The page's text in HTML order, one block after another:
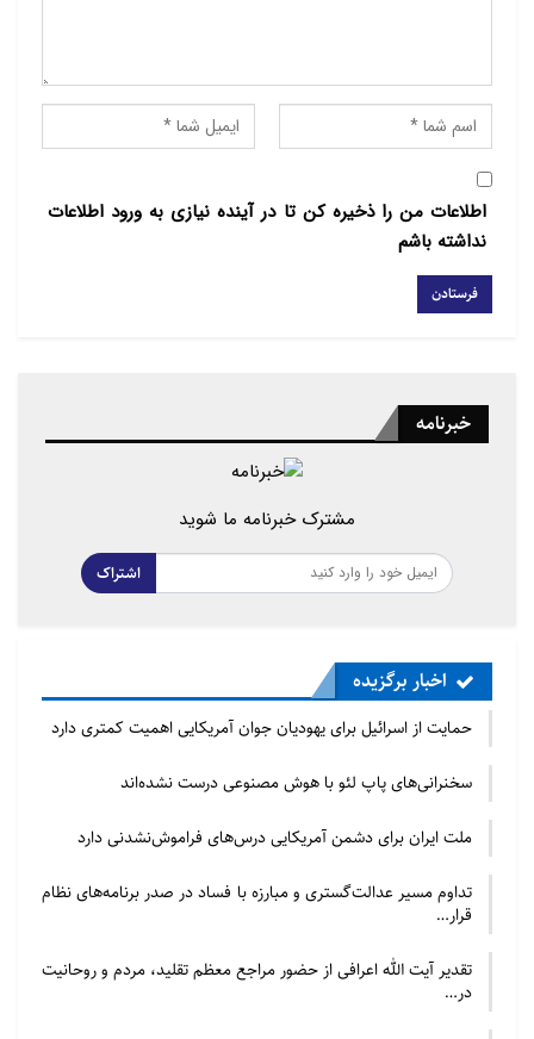
اطلاعات من را ذخیره کن تا در آینده نیازی به ورود اطلاعات
نداشته باشم
خبرنامه
مشترک خبرنامه ما شوید
اشتراک
اخبار برگزیده
حمایت از اسرائیل برای یهودیان جوان آمریکایی اهمیت کمتری دارد
سخنرانی‌های پاپ لئو با هوش مصنوعی درست نشده‌اند
ملت ایران برای دشمن آمریکایی درس‌های فراموش‌نشدنی دارد
تداوم مسیر عدالت‌گستری و مبارزه با فساد در صدر برنامه‌های نظام
قرار…
تقدیر آیت الله اعرافی از حضور مراجع معظم تقلید، مردم و روحانیت
در…